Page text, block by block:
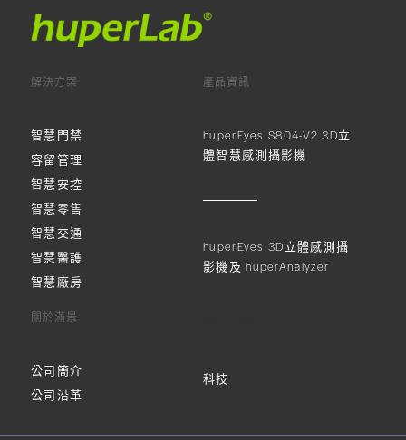
解決方案
智慧門禁
容留管理
智慧安控
智慧零售
智慧交通
智慧醫護
智慧廠房
產品資訊
huperEyes S804-V2 3D立
體智慧感測攝影機
huperEyes 3D立體感測攝
影機及 huperAnalyzer
關於滿景
公司簡介
公司沿革
科技